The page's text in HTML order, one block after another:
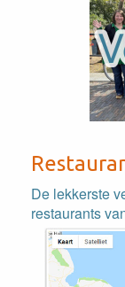
De lekkerste
restaurants